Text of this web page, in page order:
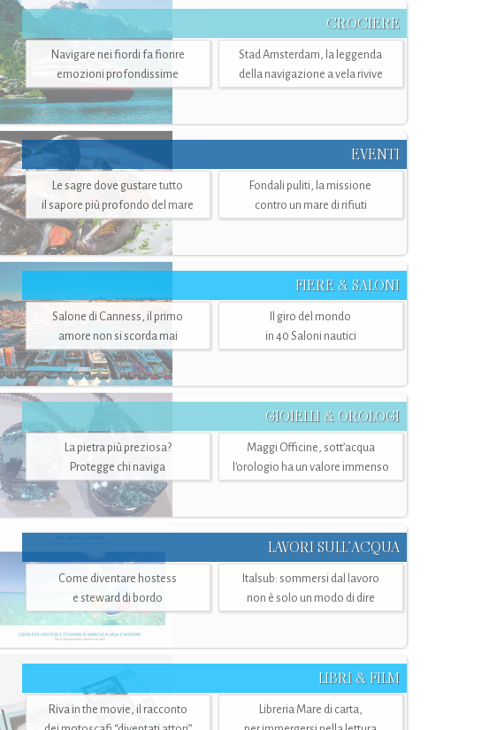
CROCIERE
Navigare nei fiordi fa fiorire
emozioni profondissime
Stad Amsterdam, la leggenda
della navigazione a vela rivive
EVENTI
Le sagre dove gustare tutto
il sapore più profondo del mare
Fondali puliti, la missione
contro un mare di rifiuti
FIERE & SALONI
Salone di Canness, il primo
amore non si scorda mai
Il giro del mondo
in 40 Saloni nautici
GIOIELLI & OROLOGI
La pietra più preziosa?
Protegge chi naviga
Maggi Officine, sott’acqua
l'orologio ha un valore immenso
LAVORI SULL’ACQUA
Come diventare hostess
e steward di bordo
Italsub: sommersi dal lavoro
non è solo un modo di dire
LIBRI & FILM
Riva in the movie, il racconto
Libreria Mare di carta,